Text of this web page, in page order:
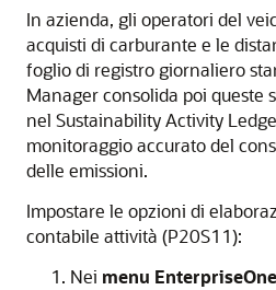
In azienda, gli operatori del
acquisti di carburante e le
foglio di registro giornaliero
Manager consolida poi queste
nel Sustainability Activity
monitoraggio accurato del
delle emissioni.
Impostare le opzioni di
contabile attività (P20S11):
Nei menu EnterpriseOne